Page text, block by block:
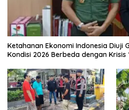
Ketahanan Ekonomi Indonesia Diuji
Kondisi 2026 Berbeda dengan Krisis